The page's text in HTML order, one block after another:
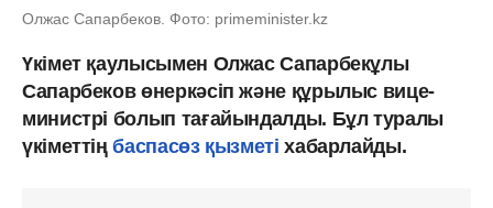
Олжас Сапарбеков. Фото: primeminister.kz
Үкімет қаулысымен Олжас Сапарбекұлы
Сапарбеков өнеркәсіп және құрылыс вице-
министрі болып тағайындалды. Бұл туралы
үкіметтіңбаспасөз қызметіхабарлайды.